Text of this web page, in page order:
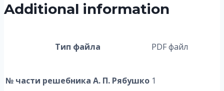
Additional information
Тип файла PDF файл
№ части решебника А. П. Рябушко 1